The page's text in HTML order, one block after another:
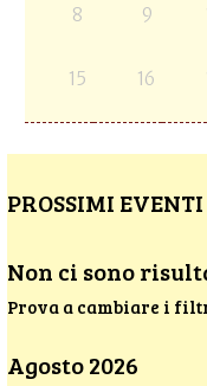
8 9
15 16
PROSSIMI EVENTI
Non ci sono
Prova a cambiare i
Agosto 2026